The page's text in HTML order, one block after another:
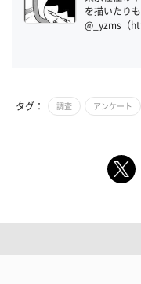
を描いたり
@_yzms（
タグ： 調査 アンケート